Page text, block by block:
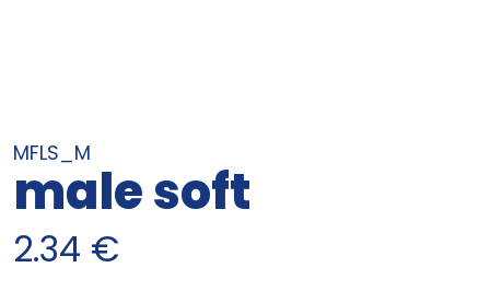
MFLS_M
male soft
2.34 €